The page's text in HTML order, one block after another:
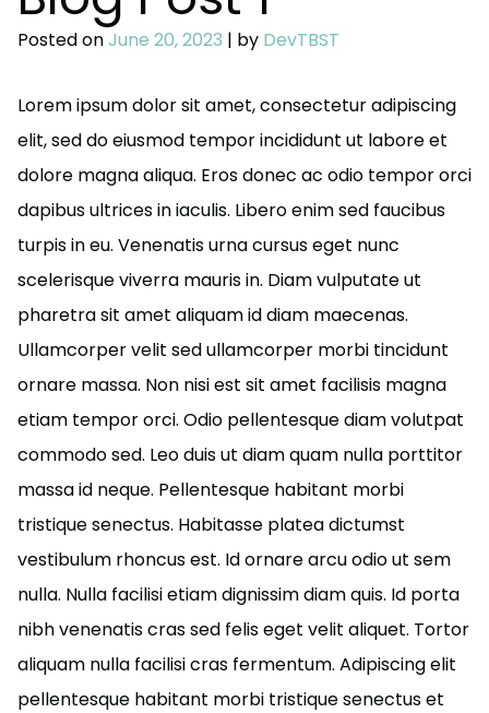
Posted onJune 20, 2023 | by DevTBST
Lorem ipsum dolor sit amet, consectetur adipiscing
elit, sed do eiusmod tempor incididunt ut labore et
dolore magna aliqua. Eros donec ac odio tempor orci
dapibus ultrices in iaculis. Libero enim sed faucibus
turpis in eu. Venenatis urna cursus eget nunc
scelerisque viverra mauris in. Diam vulputate ut
pharetra sit amet aliquam id diam maecenas.
Ullamcorper velit sed ullamcorper morbi tincidunt
ornare massa. Non nisi est sit amet facilisis magna
etiam tempor orci. Odio pellentesque diam volutpat
commodo sed. Leo duis ut diam quam nulla porttitor
massa id neque. Pellentesque habitant morbi
tristique senectus. Habitasse platea dictumst
vestibulum rhoncus est. Id ornare arcu odio ut sem
nulla. Nulla facilisi etiam dignissim diam quis. Id porta
nibh venenatis cras sed felis eget velit aliquet. Tortor
aliquam nulla facilisi cras fermentum. Adipiscing elit
pellentesque habitant morbi tristique senectus et